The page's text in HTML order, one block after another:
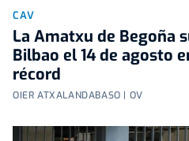
CAV
La Amatxu de Begoña
Bilbao el 14 de agosto
récord
OIER ATXALANDABASO | OV